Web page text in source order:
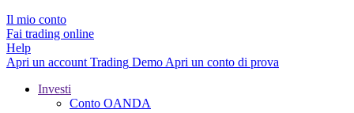
Il mio conto
Fai trading online
Help
Apri un account Trading Demo Apri un conto di prova
Investi
Conto OANDA